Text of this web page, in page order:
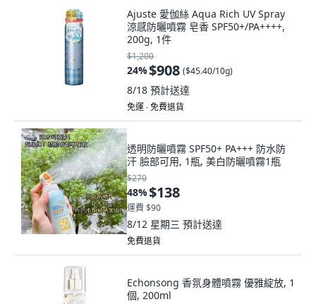
Ajuste 愛伽絲 Aqua Rich UV Spray
涼感防曬噴霧 皂香 SPF50+/PA++++,
200g, 1件
$1,200
24%$908 ($45.40/10g)
8/18 預計送達
免運 ∙ 免費退貨
透明防曬噴霧 SPF50+ PA+++ 防水防
汗 臉部可用, 1瓶, 美白防曬噴霧1瓶
$270
48%$138
運費 $90
8/12 星期三 預計送達
免費退貨
Echonsong 香氛身體噴霧 優雅綻放, 1
個, 200ml